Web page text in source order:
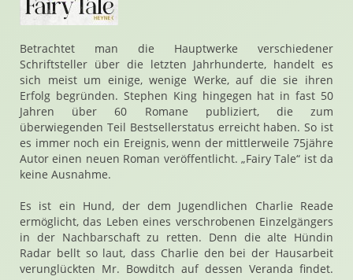
Betrachtet man die Hauptwerke verschiedener
Schriftsteller über die letzten Jahrhunderte, handelt es
sich meist um einige, wenige Werke, auf die sie ihren
Erfolg begründen. Stephen King hingegen hat in fast 50
Jahren über 60 Romane publiziert, die zum
überwiegenden Teil Bestsellerstatus erreicht haben. So ist
es immer noch ein Ereignis, wenn der mittlerweile 75jähre
Autor einen neuen Roman veröffentlicht. „Fairy Tale“ ist da
keine Ausnahme.
Es ist ein Hund, der dem Jugendlichen Charlie Reade
ermöglicht, das Leben eines verschrobenen Einzelgängers
in der Nachbarschaft zu retten. Denn die alte Hündin
Radar bellt so laut, dass Charlie den bei der Hausarbeit
verunglückten Mr. Bowditch auf dessen Veranda findet.